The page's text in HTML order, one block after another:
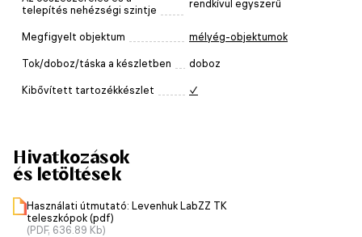
telepítés nehézségi szintje
rendkívül egyszerű
Megfigyelt objektum mélyég-objektumok
Tok/doboz/táska a készletben doboz
Kibővített tartozékkészlet ✓
Hivatkozások
és letöltések
Használati útmutató: Levenhuk LabZZ TK
teleszkópok (pdf)
(PDF, 636.89 Kb)